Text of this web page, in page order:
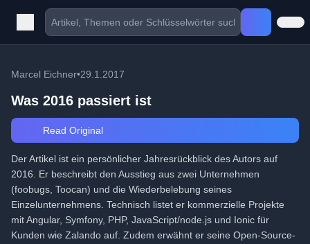
Marcel Eichner•29.1.2017
Was 2016 passiert ist
Read Original
Der Artikel ist ein persönlicher Jahresrückblick des Autors auf
2016. Er beschreibt den Ausstieg aus zwei Unternehmen
(foobugs, Toocan) und die Wiederbelebung seines
Einzelunternehmens. Technisch listet er kommerzielle Projekte
mit Angular, Symfony, PHP, JavaScript/node.js und Ionic für
Kunden wie Zalando auf. Zudem erwähnt er seine Open-Source-